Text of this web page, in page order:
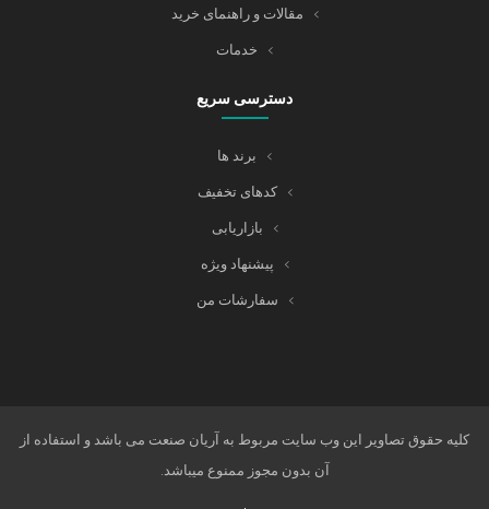
مقالات و راهنمای خرید
خدمات
دسترسی سریع
برند ها
کدهای تخفیف
بازاریابی
پیشنهاد ویژه
سفارشات من
کلیه حقوق تصاویر این وب سایت مربوط به آریان صنعت می باشد و استفاده از
آن بدون مجوز ممنوع میباشد.